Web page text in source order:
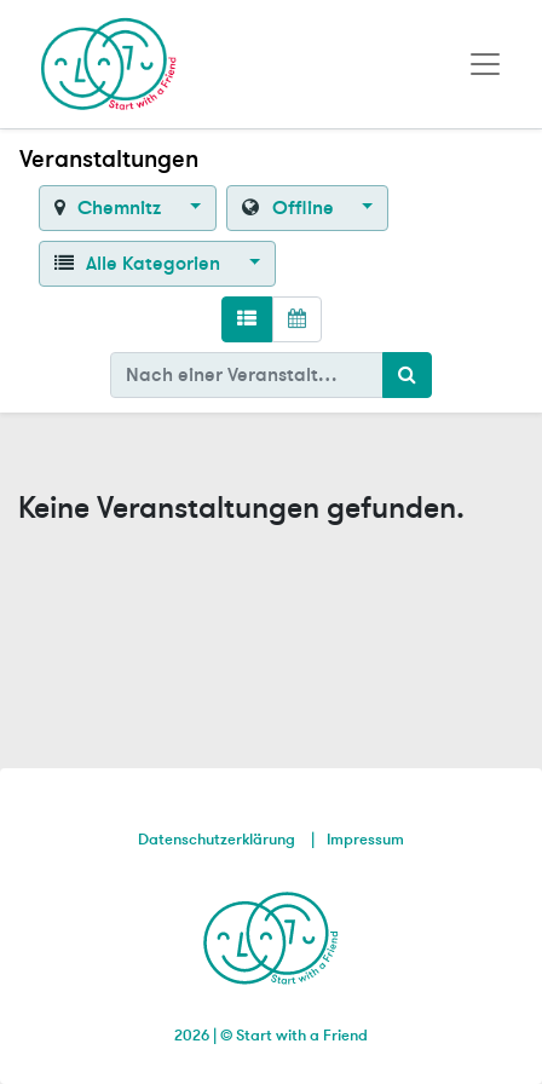
Veranstaltungen
Chemnitz Offline
Alle Kategorien
Keine Veranstaltungen gefunden.
2026 | © Start with a Friend
Datenschutzerklärung Impressum